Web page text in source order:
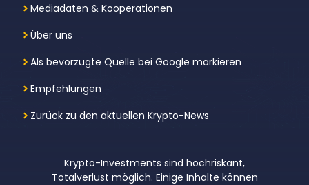
Mediadaten & Kooperationen
Über uns
Als bevorzugte Quelle bei Google markieren
Empfehlungen
Zurück zu den aktuellen Krypto-News
Krypto-Investments sind hochriskant,
Totalverlust möglich. Einige Inhalte können